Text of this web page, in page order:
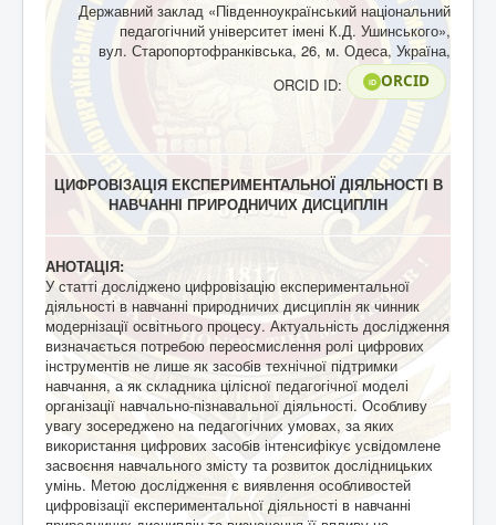
Державний заклад «Південноукраїнський національний
педагогічний університет імені К.Д. Ушинського»,
вул. Старопортофранківська, 26, м. Одеса, Україна,
ORCID ID:
iD ORCID
ЦИФРОВІЗАЦІЯ ЕКСПЕРИМЕНТАЛЬНОЇ ДІЯЛЬНОСТІ В
НАВЧАННІ ПРИРОДНИЧИХ ДИСЦИПЛІН
АНОТАЦІЯ:
У статті досліджено цифровізацію експериментальної
діяльності в навчанні природничих дисциплін як чинник
модернізації освітнього процесу. Актуальність дослідження
визначається потребою переосмислення ролі цифрових
інструментів не лише як засобів технічної підтримки
навчання, а як складника цілісної педагогічної моделі
організації навчально-пізнавальної діяльності. Особливу
увагу зосереджено на педагогічних умовах, за яких
використання цифрових засобів інтенсифікує усвідомлене
засвоєння навчального змісту та розвиток дослідницьких
умінь. Метою дослідження є виявлення особливостей
цифровізації експериментальної діяльності в навчанні